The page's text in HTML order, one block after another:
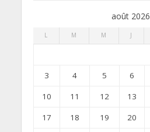
août 2026
L M M J
3
4 5 6
10
11 12 13
17
18 19 20